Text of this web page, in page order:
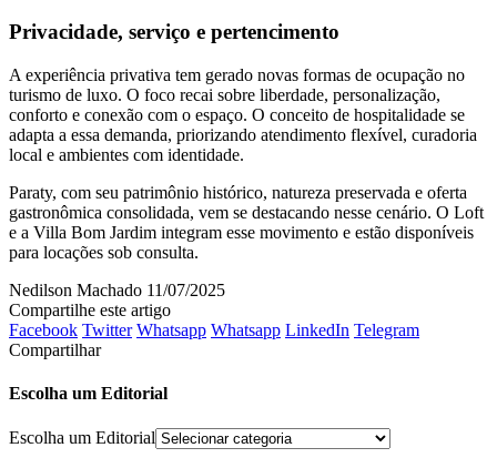
Privacidade, serviço e pertencimento
A experiência privativa tem gerado novas formas de ocupação no
turismo de luxo. O foco recai sobre liberdade, personalização,
conforto e conexão com o espaço. O conceito de hospitalidade se
adapta a essa demanda, priorizando atendimento flexível, curadoria
local e ambientes com identidade.
Paraty, com seu patrimônio histórico, natureza preservada e oferta
gastronômica consolidada, vem se destacando nesse cenário. O Loft
e a Villa Bom Jardim integram esse movimento e estão disponíveis
para locações sob consulta.
Nedilson Machado 11/07/2025
Compartilhe este artigo
Facebook Twitter Whatsapp Whatsapp LinkedIn Telegram
Compartilhar
Escolha um Editorial
Escolha um Editorial